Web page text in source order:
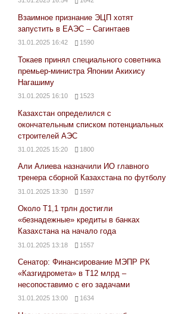
Взаимное признание ЭЦП хотят
запустить в ЕАЭС – Сагинтаев
31.01.2025 16:42 1590
Токаев принял специального советника
премьер-министра Японии Акихису
Нагашиму
31.01.2025 16:10 1523
Казахстан определился с
окончательным списком потенциальных
строителей АЭС
31.01.2025 15:20 1800
Али Алиева назначили ИО главного
тренера сборной Казахстана по футболу
31.01.2025 13:30 1597
Около Т1,1 трлн достигли
«безнадежные» кредиты в банках
Казахстана на начало года
31.01.2025 13:18 1557
Сенатор: Финансирование МЭПР РК
«Казгидромета» в Т12 млрд –
несопоставимо с его задачами
31.01.2025 13:00 1634